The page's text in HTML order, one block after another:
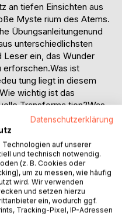
an tiefen Einsichten aus
Myste rium des Atems.
Übungsanleitungenund
unterschiedlichsten
Leser ein, das Wunder
erforschen.Was ist
tung liegt in diesem
wichtig ist das
Transforma tion?Was
Lebenseine
-atmen und einem
alles mit dem Rhythmus
WelcheRolle
aus dem
Wie können
alchimistische
Datenschutzerklärung
auf unserer
und technisch notwendig.
(z. B. Cookies oder
um zu messen, wie häufig
wird. Wir verwenden
und setzen hierzu
ein, wodurch ggf.
Tracking-Pixel, IP-Adressen